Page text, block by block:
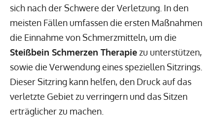
sich nach der Schwere der Verletzung. In den
meisten Fällen umfassen die ersten Maßnahmen
die Einnahme von Schmerzmitteln, um die
Steißbein Schmerzen Therapiezu unterstützen,
sowie die Verwendung eines speziellen Sitzrings.
Dieser Sitzring kann helfen, den Druck auf das
verletzte Gebiet zu verringern und das Sitzen
erträglicher zu machen.